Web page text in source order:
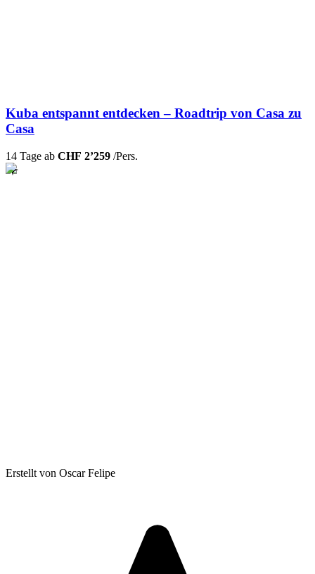
Kuba entspannt entdecken – Roadtrip von Casa zu
Casa
14 Tage ab CHF 2’259 /Pers.
Erstellt von Oscar Felipe